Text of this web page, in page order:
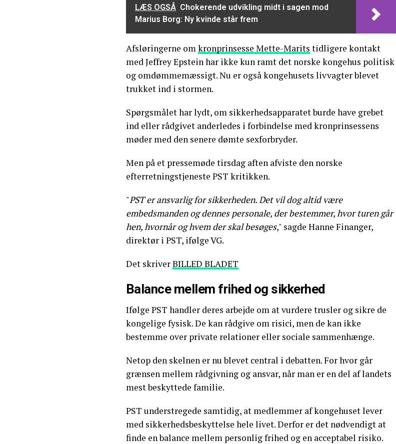
LÆS OGSÅ Chokerende udvikling midt i sagen mod
Marius Borg: Ny kvinde står frem
Afsløringerne omkronprinsesse Mette-Marits tidligere kontakt
med Jeffrey Epstein har ikke kun ramt det norske kongehus politisk
og omdømmemæssigt. Nu er også kongehusets livvagter blevet
trukket ind i stormen.
Spørgsmålet har lydt, om sikkerhedsapparatet burde have grebet
ind eller rådgivet anderledes i forbindelse med kronprinsessens
møder med den senere dømte sexforbryder.
Men på et pressemøde tirsdag aften afviste den norske
efterretningstjeneste PST kritikken.
"PST er ansvarlig for sikkerheden. Det vil dog altid være
embedsmanden og dennes personale, der bestemmer, hvor turen går
hen, hvornår og hvem der skal besøges," sagde Hanne Finanger,
direktør i PST, ifølge VG.
Det skriverBILLED BLADET
Balance mellem frihed og sikkerhed
Ifølge PST handler deres arbejde om at vurdere trusler og sikre de
kongelige fysisk. De kan rådgive om risici, men de kan ikke
bestemme over private relationer eller sociale sammenhænge.
Netop den skelnen er nu blevet central i debatten. For hvor går
grænsen mellem rådgivning og ansvar, når man er en del af landets
mest beskyttede familie.
PST understregede samtidig, at medlemmer af kongehuset lever
med sikkerhedsbeskyttelse hele livet. Derfor er det nødvendigt at
finde en balance mellem personlig frihed og en acceptabel risiko.